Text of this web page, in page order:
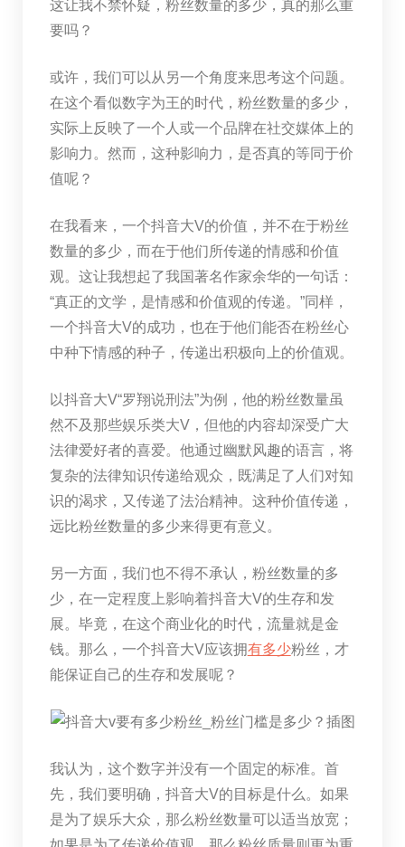
这让我不禁怀疑，粉丝数量的多少，真的那么重
要吗？
或许，我们可以从另一个角度来思考这个问题。
在这个看似数字为王的时代，粉丝数量的多少，
实际上反映了一个人或一个品牌在社交媒体上的
影响力。然而，这种影响力，是否真的等同于价
值呢？
在我看来，一个抖音大V的价值，并不在于粉丝
数量的多少，而在于他们所传递的情感和价值
观。这让我想起了我国著名作家余华的一句话：
“真正的文学，是情感和价值观的传递。”同样，
一个抖音大V的成功，也在于他们能否在粉丝心
中种下情感的种子，传递出积极向上的价值观。
以抖音大V“罗翔说刑法”为例，他的粉丝数量虽
然不及那些娱乐类大V，但他的内容却深受广大
法律爱好者的喜爱。他通过幽默风趣的语言，将
复杂的法律知识传递给观众，既满足了人们对知
识的渴求，又传递了法治精神。这种价值传递，
远比粉丝数量的多少来得更有意义。
另一方面，我们也不得不承认，粉丝数量的多
少，在一定程度上影响着抖音大V的生存和发
展。毕竟，在这个商业化的时代，流量就是金
钱。那么，一个抖音大V应该拥有多少粉丝，才
能保证自己的生存和发展呢？
我认为，这个数字并没有一个固定的标准。首
先，我们要明确，抖音大V的目标是什么。如果
是为了娱乐大众，那么粉丝数量可以适当放宽；